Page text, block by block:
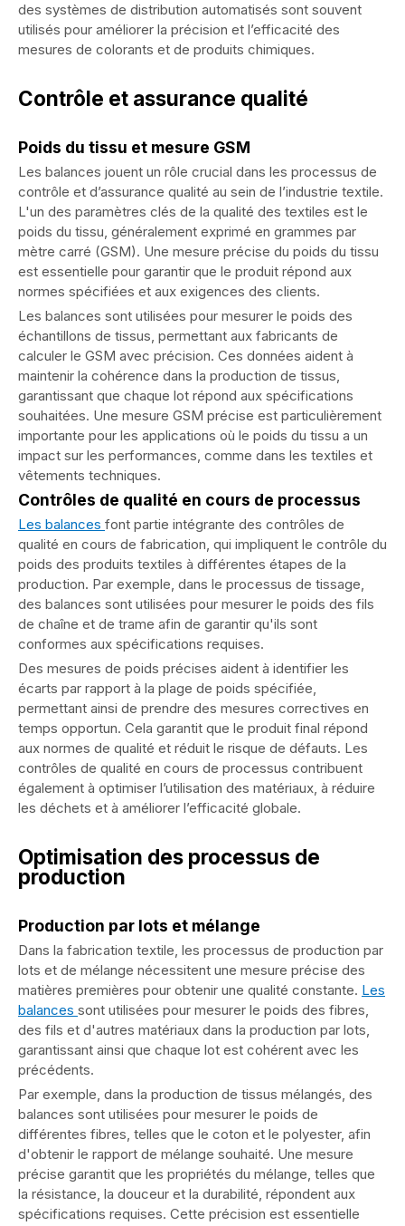
des systèmes de distribution automatisés sont souvent
utilisés pour améliorer la précision et l’efficacité des
mesures de colorants et de produits chimiques.
Contrôle et assurance qualité
Poids du tissu et mesure GSM
Les balances jouent un rôle crucial dans les processus de
contrôle et d’assurance qualité au sein de l’industrie textile.
L'un des paramètres clés de la qualité des textiles est le
poids du tissu, généralement exprimé en grammes par
mètre carré (GSM). Une mesure précise du poids du tissu
est essentielle pour garantir que le produit répond aux
normes spécifiées et aux exigences des clients.
Les balances sont utilisées pour mesurer le poids des
échantillons de tissus, permettant aux fabricants de
calculer le GSM avec précision. Ces données aident à
maintenir la cohérence dans la production de tissus,
garantissant que chaque lot répond aux spécifications
souhaitées. Une mesure GSM précise est particulièrement
importante pour les applications où le poids du tissu a un
impact sur les performances, comme dans les textiles et
vêtements techniques.
Contrôles de qualité en cours de processus
Les balances font partie intégrante des contrôles de
qualité en cours de fabrication, qui impliquent le contrôle du
poids des produits textiles à différentes étapes de la
production. Par exemple, dans le processus de tissage,
des balances sont utilisées pour mesurer le poids des fils
de chaîne et de trame afin de garantir qu'ils sont
conformes aux spécifications requises.
Des mesures de poids précises aident à identifier les
écarts par rapport à la plage de poids spécifiée,
permettant ainsi de prendre des mesures correctives en
temps opportun. Cela garantit que le produit final répond
aux normes de qualité et réduit le risque de défauts. Les
contrôles de qualité en cours de processus contribuent
également à optimiser l’utilisation des matériaux, à réduire
les déchets et à améliorer l’efficacité globale.
Optimisation des processus de
production
Production par lots et mélange
Dans la fabrication textile, les processus de production par
lots et de mélange nécessitent une mesure précise des
matières premières pour obtenir une qualité constante. Les
balances sont utilisées pour mesurer le poids des fibres,
des fils et d'autres matériaux dans la production par lots,
garantissant ainsi que chaque lot est cohérent avec les
précédents.
Par exemple, dans la production de tissus mélangés, des
balances sont utilisées pour mesurer le poids de
différentes fibres, telles que le coton et le polyester, afin
d'obtenir le rapport de mélange souhaité. Une mesure
précise garantit que les propriétés du mélange, telles que
la résistance, la douceur et la durabilité, répondent aux
spécifications requises. Cette précision est essentielle